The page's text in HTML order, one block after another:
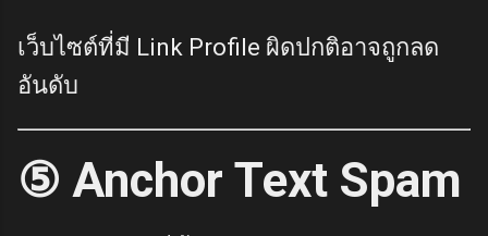
เว็บไซต์ที่มี Link Profile ผิดปกติอาจถูกลด
อันดับ
⑤ Anchor Text Spam